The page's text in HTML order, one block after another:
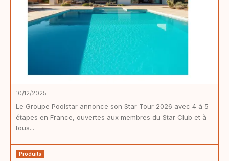
10/12/2025
Le Groupe Poolstar annonce son Star Tour 2026 avec 4 à 5
étapes en France, ouvertes aux membres du Star Club et à
tous...
Produits